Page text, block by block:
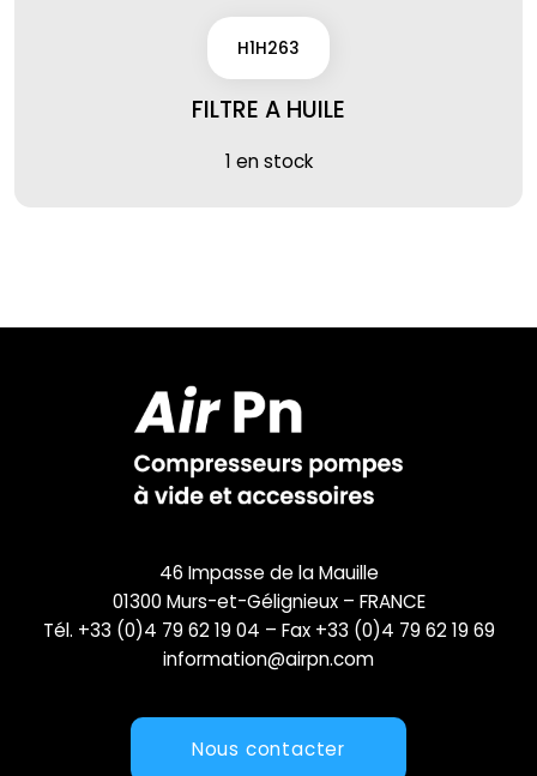
H1H263
FILTRE A HUILE
1 en stock
46 Impasse de la Mauille
01300 Murs-et-Gélignieux – FRANCE
Tél. +33 (0)4 79 62 19 04 – Fax +33 (0)4 79 62 19 69
information@airpn.com
Nous contacter